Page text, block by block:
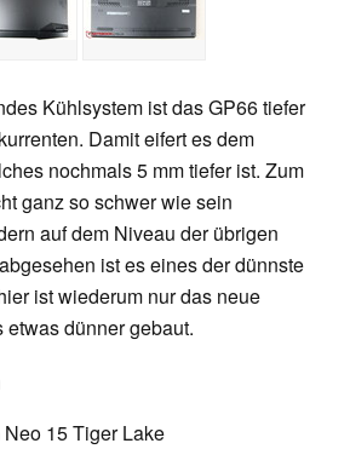
Kühlsystem ist das GP66 tiefer
Damit eifert es dem
nochmals 5 mm tiefer ist. Zum
ganz so schwer wie sein
auf dem Niveau der übrigen
ist es eines der dünnste
ist wiederum nur das neue
dünner gebaut.
15 Tiger Lake